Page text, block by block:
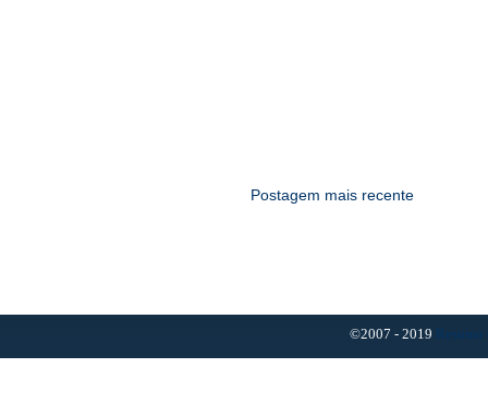
Postagem mais recente
©2007 - 2019